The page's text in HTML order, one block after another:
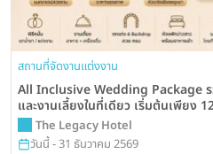
สถานที่จัดงานแต่งงาน
All Inclusive Wedding Package
และงานเลี้ยงในที่เดียว เริ่มต้นเพียง
Legacy Hotel
The Legacy Hotel
วันนี้ - 31 ธันวาคม 2569